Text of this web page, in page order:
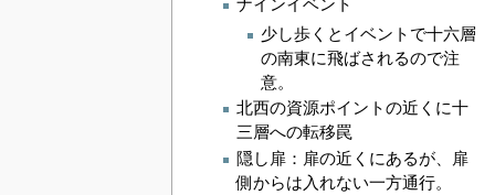
ナインイベント
少し歩くとイベントで十六層
の南東に飛ばされるので注
意。
北西の資源ポイントの近くに十
三層への転移罠
隠し扉：扉の近くにあるが、扉
側からは入れない一方通行。